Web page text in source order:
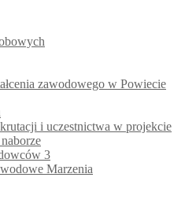
zawodowego w Powiecie
i uczestnictwa w projekcie
3
Marzenia